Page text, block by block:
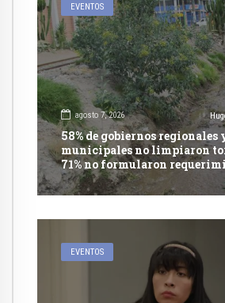
EVENTOS
agosto 7, 2026
58% de gobiernos regionales
municipales no limpiaron
71% no formularon
presupuestales afirma
Contraloría
EVENTOS